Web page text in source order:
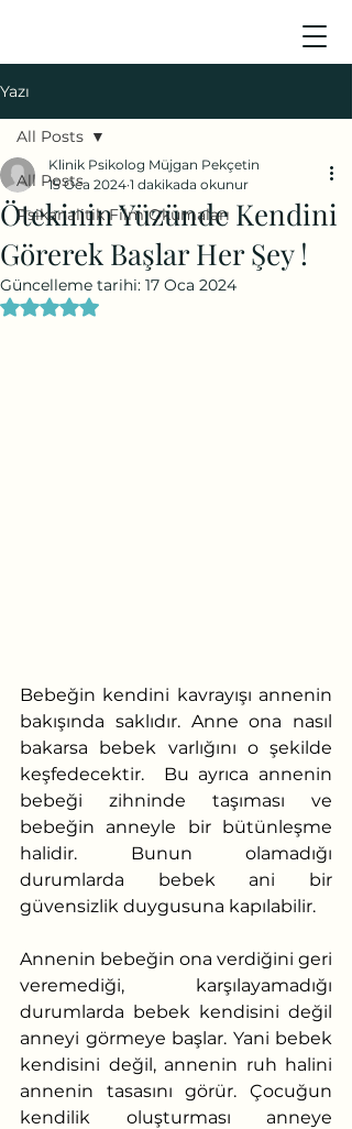
Yazı
All Posts
Psikanalitik Film Okumaları
All Posts
Ötekinin Yüzünde Kendini
Görerek Başlar Her Şey !
Klinik Psikolog Müjgan Pekçetin
15 Oca 2024 1 dakikada okunur
Güncelleme tarihi: 17 Oca 2024
5 üzerinden NaN yıldız
Bebeğin kendini kavrayışı annenin
bakışında saklıdır. Anne ona nasıl
bakarsa bebek varlığını o şekilde
keşfedecektir.  Bu ayrıca annenin
bebeği zihninde taşıması ve
bebeğin anneyle bir bütünleşme
halidir. Bunun olamadığı
durumlarda bebek ani bir
güvensizlik duygusuna kapılabilir.
Annenin bebeğin ona verdiğini geri
veremediği, karşılayamadığı
durumlarda bebek kendisini değil
anneyi görmeye başlar. Yani bebek
kendisini değil, annenin ruh halini
annenin tasasını görür. Çocuğun
kendilik oluşturması anneye